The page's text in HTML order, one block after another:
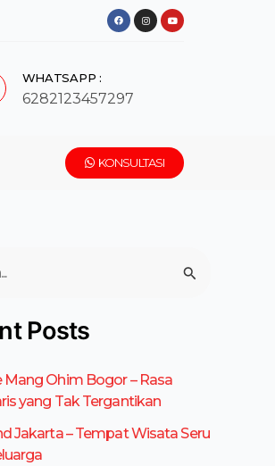
F
a
c
I
n
s
Y
o
u
WHATSAPP :
6282123457297
KONSULTASI
Posts
Mang Ohim Bogor – Rasa
yang Tak Tergantikan
Jakarta – Tempat Wisata Seru